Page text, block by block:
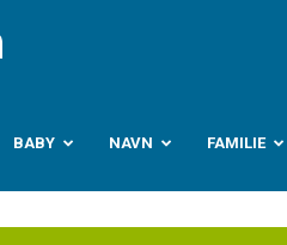
Babyverden.no
BABY NAVN FAMILIE